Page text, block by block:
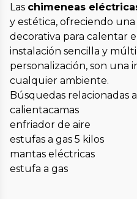
Las chimeneas
y estética, ofreciendo
decorativa para calentar
instalación sencilla y
personalización, son una
cualquier ambiente.
Búsquedas relacionadas
calientacamas
enfriador de aire
estufas a gas 5 kilos
mantas eléctricas
estufa a gas